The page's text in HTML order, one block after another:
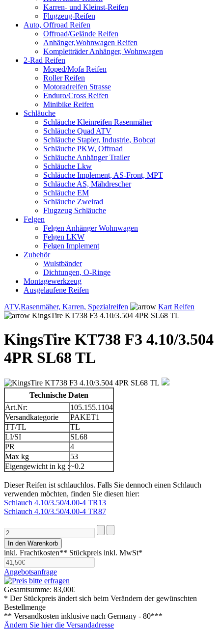
Karren- und Kleinst-Reifen
Flugzeug-Reifen
Auto, Offroad Reifen
Offroad/Gelände Reifen
Anhänger,Wohnwagen Reifen
Kompletträder Anhänger, Wohnwagen
2-Rad Reifen
Moped/Mofa Reifen
Roller Reifen
Motoradreifen Strasse
Enduro/Cross Reifen
Minibike Reifen
Schläuche
Schläuche Kleinreifen Rasenmäher
Schläuche Quad ATV
Schläuche Stapler, Industrie, Bobcat
Schläuche PKW, Offroad
Schläuche Anhänger Trailer
Schläuche Lkw
Schläuche Implement, AS-Front, MPT
Schläuche AS, Mähdrescher
Schläuche EM
Schläuche Zweirad
Flugzeug Schläuche
Felgen
Felgen Anhänger Wohnwagen
Felgen LKW
Felgen Implement
Zubehör
Wulstbänder
Dichtungen, O-Ringe
Montagewerkzeug
Ausgelaufene Reifen
ATV,Rasenmäher, Karren, Spezialreifen
Kart Reifen
KingsTire KT738 F3 4.10/3.504 4PR SL68 TL
KingsTire KT738 F3 4.10/3.504
4PR SL68 TL
Technische Daten
Art.Nr:
105.155.1104
Versandkategorie
PAKET1
TT/TL
TL
LI/SI
SL68
PR
4
Max kg
53
Eigengewicht in kg :~0.2
Dieser Reifen ist schlauchlos. Falls Sie dennoch einen Schlauch
verwenden möchten, finden Sie diesen hier:
Schlauch 4.10/3.50/4.00-4 TR13
Schlauch 4.10/3.50/4.00-4 TR87
inkl. Frachtkosten** Stückpreis inkl. MwSt*
Angebotsanfrage
Gesamtsumme: 83,00€
* Der Stückpreis ändert sich beim Verändern der gewünschten
Bestellmenge
** Versandkosten inklusive nach Germany - 80***
Ändern Sie hier die Versandadresse